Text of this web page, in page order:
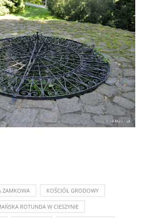
ZAMKOWA KOŚCIÓŁ GRODOWY
ROTUNDA W CIESZYNIE